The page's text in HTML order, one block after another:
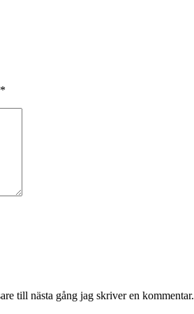
*
till nästa gång jag skriver en kommentar.